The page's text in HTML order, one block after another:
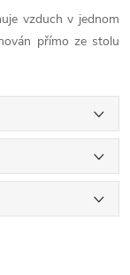
vzduch v jednom
přímo ze stolu